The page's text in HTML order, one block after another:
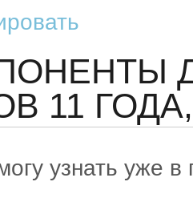
11
узнать уже